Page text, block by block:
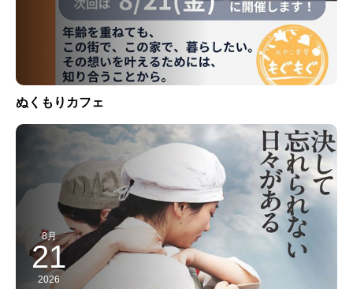
ぬくもりカフェ
8月
21
2026